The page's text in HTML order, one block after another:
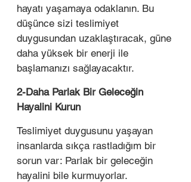
hayatı yaşamaya odaklanın. Bu
düşünce sizi teslimiyet
duygusundan uzaklaştıracak, güne
daha yüksek bir enerji ile
başlamanızı sağlayacaktır.
2-Daha Parlak Bir Geleceğin
Hayalini Kurun
Teslimiyet duygusunu yaşayan
insanlarda sıkça rastladığım bir
sorun var: Parlak bir geleceğin
hayalini bile kurmuyorlar.